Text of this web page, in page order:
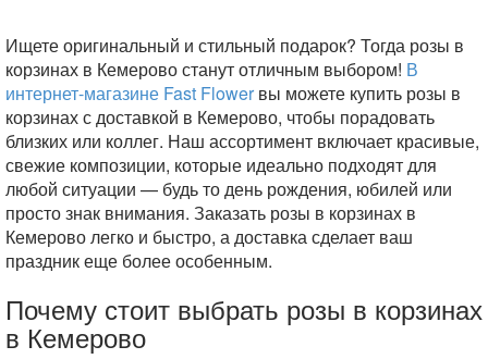
Ищете оригинальный и стильный подарок? Тогда розы в
корзинах в Кемерово станут отличным выбором! В
интернет-магазине Fast Flower вы можете купить розы в
корзинах с доставкой в Кемерово, чтобы порадовать
близких или коллег. Наш ассортимент включает красивые,
свежие композиции, которые идеально подходят для
любой ситуации — будь то день рождения, юбилей или
просто знак внимания. Заказать розы в корзинах в
Кемерово легко и быстро, а доставка сделает ваш
праздник еще более особенным.
Почему стоит выбрать розы в корзинах
в Кемерово